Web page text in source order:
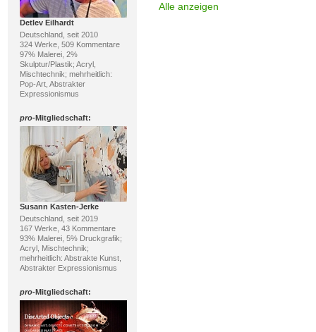
Detlev Eilhardt
Deutschland, seit 2010
324 Werke, 509 Kommentare
97% Malerei, 2%
Skulptur/Plastik; Acryl,
Mischtechnik; mehrheitlich:
Pop-Art, Abstrakter
Expressionismus
pro-Mitgliedschaft:
Susann Kasten-Jerke
Deutschland, seit 2019
167 Werke, 43 Kommentare
93% Malerei, 5% Druckgrafik;
Acryl, Mischtechnik;
mehrheitlich: Abstrakte Kunst,
Abstrakter Expressionismus
pro-Mitgliedschaft:
Alle anzeigen